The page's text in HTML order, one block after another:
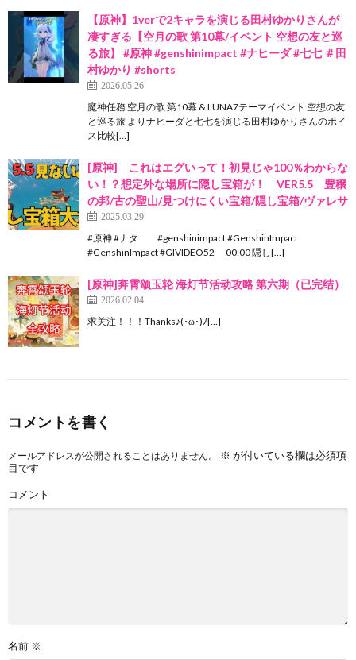
【原神】1verで2キャラを演じる田村ゆかりさんが
凄すぎる【空月の歌 第10幕/イベント 空想の友と巡
る旅】 #原神 #genshinimpact #ナヒーダ #七七 ＃田
村ゆかり #shorts
2026.05.26
魔神任務 空月の歌 第10幕 & LUNA7テーマイベント 空想の友
と巡る旅 よりナヒーダと七七を演じる田村ゆかりさんのボイ
ス比較[…]
[原神] これはエグいって！初見じゃ100％わからな
い！？想定外な場所に隠し宝箱が！ VER5.5 豊穣
の邦/古の聖山/見つけにくい宝箱/隠し宝箱/ヴァレサ
2025.03.29
#原神 #ナタ #genshinimpact #GenshinImpact
#GenshinImpact #GIVIDEO52 00:00 隠し[…]
[原神]奔霄颂玉轮 海灯节活动攻略 第六期（已完结）
2026.02.04
求关注！！！Thanks♪(･ω･)ﾉ[…]
コメントを書く
メールアドレスが公開されることはありません。 ※ が付いている欄は必須項
目です
コメント
名前 ※